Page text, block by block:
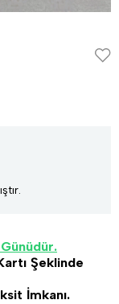
Şeklinde
İmkanı.